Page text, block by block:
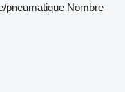
pneumatique Nombre